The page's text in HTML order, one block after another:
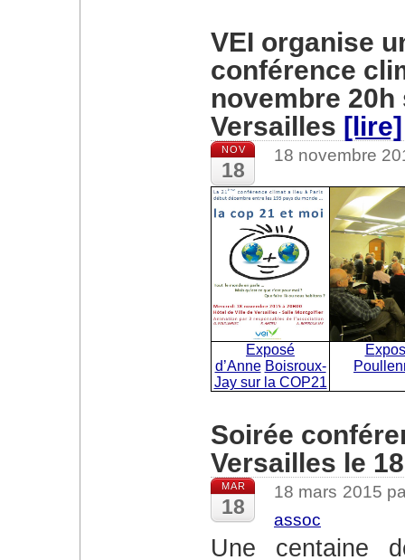
VEI organise
conférence
novembre
Versailles [lire]
NOV
18
18 novembre
Exposé
d’Anne Boisroux-
Jay sur la COP21
Soirée
Versailles le
MAR
18
18 mars 2015
assoc
Une centaine de personnes ont assisté à la